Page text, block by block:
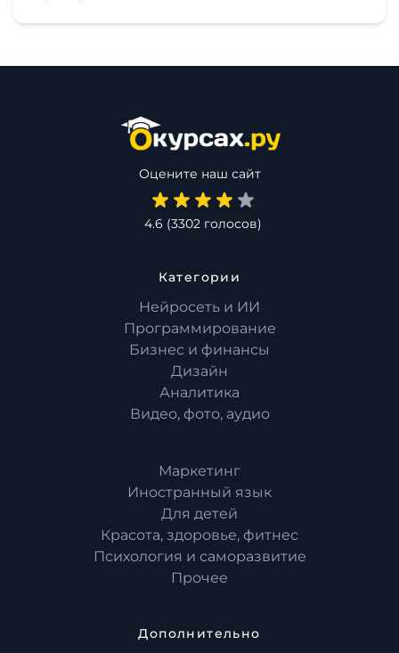
Оцените наш сайт
4.6 (3302 голосов)
Категории
Нейросеть и ИИ
Программирование
Бизнес и финансы
Дизайн
Аналитика
Видео, фото, аудио
Маркетинг
Иностранный язык
Для детей
Красота, здоровье, фитнес
Психология и саморазвитие
Прочее
Дополнительно